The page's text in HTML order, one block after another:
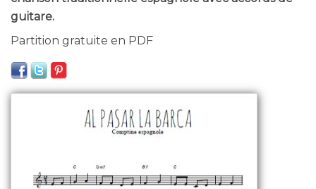
guitare.
Partition gratuite en PDF